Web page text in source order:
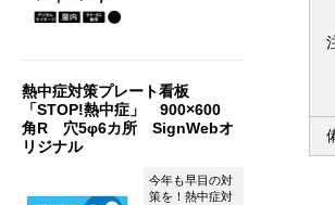
熱中症対策プレート看板
「STOP!熱中症」 900×600
角R 穴5φ6カ所 SignWebオ
リジナル
今年も早目の対
策を！熱中症対